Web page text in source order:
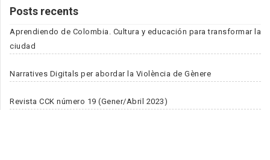
Posts recents
Aprendiendo de Colombia. Cultura y educación para transformar la
ciudad
Narratives Digitals per abordar la Violència de Gènere
Revista CCK número 19 (Gener/Abril 2023)